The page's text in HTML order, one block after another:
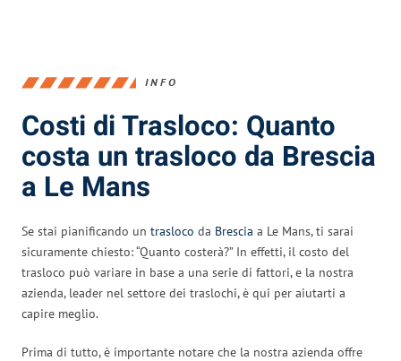
INFO
Costi di Trasloco: Quanto
costa un trasloco da Brescia
a Le Mans
Se stai pianificando un trasloco da Brescia a Le Mans, ti sarai
sicuramente chiesto: “Quanto costerà?” In effetti, il costo del
trasloco può variare in base a una serie di fattori, e la nostra
azienda, leader nel settore dei traslochi, è qui per aiutarti a
capire meglio.
Prima di tutto, è importante notare che la nostra azienda offre